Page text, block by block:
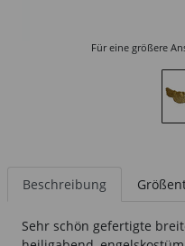
Für eine größere
Beschreibung
Sehr schön gefertigte